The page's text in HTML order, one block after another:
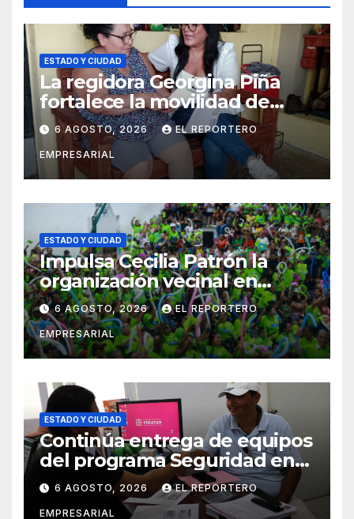
ESTADO Y CIUDAD
La regidora Georgina Piña
fortalece la movilidad de
adultos mayores con la
entrega de aparatos
ortopédicos
6 AGOSTO, 2026 EL REPORTERO
EMPRESARIAL
ESTADO Y CIUDAD
Impulsa Cecilia Patrón la
organización vecinal en
Mérida y suma a comités de
vigilancia en la prevención
social del delito
6 AGOSTO, 2026 EL REPORTERO
EMPRESARIAL
ESTADO Y CIUDAD
Continúa entrega de equipos
del programa Seguridad en
el Mar
6 AGOSTO, 2026 EL REPORTERO
EMPRESARIAL